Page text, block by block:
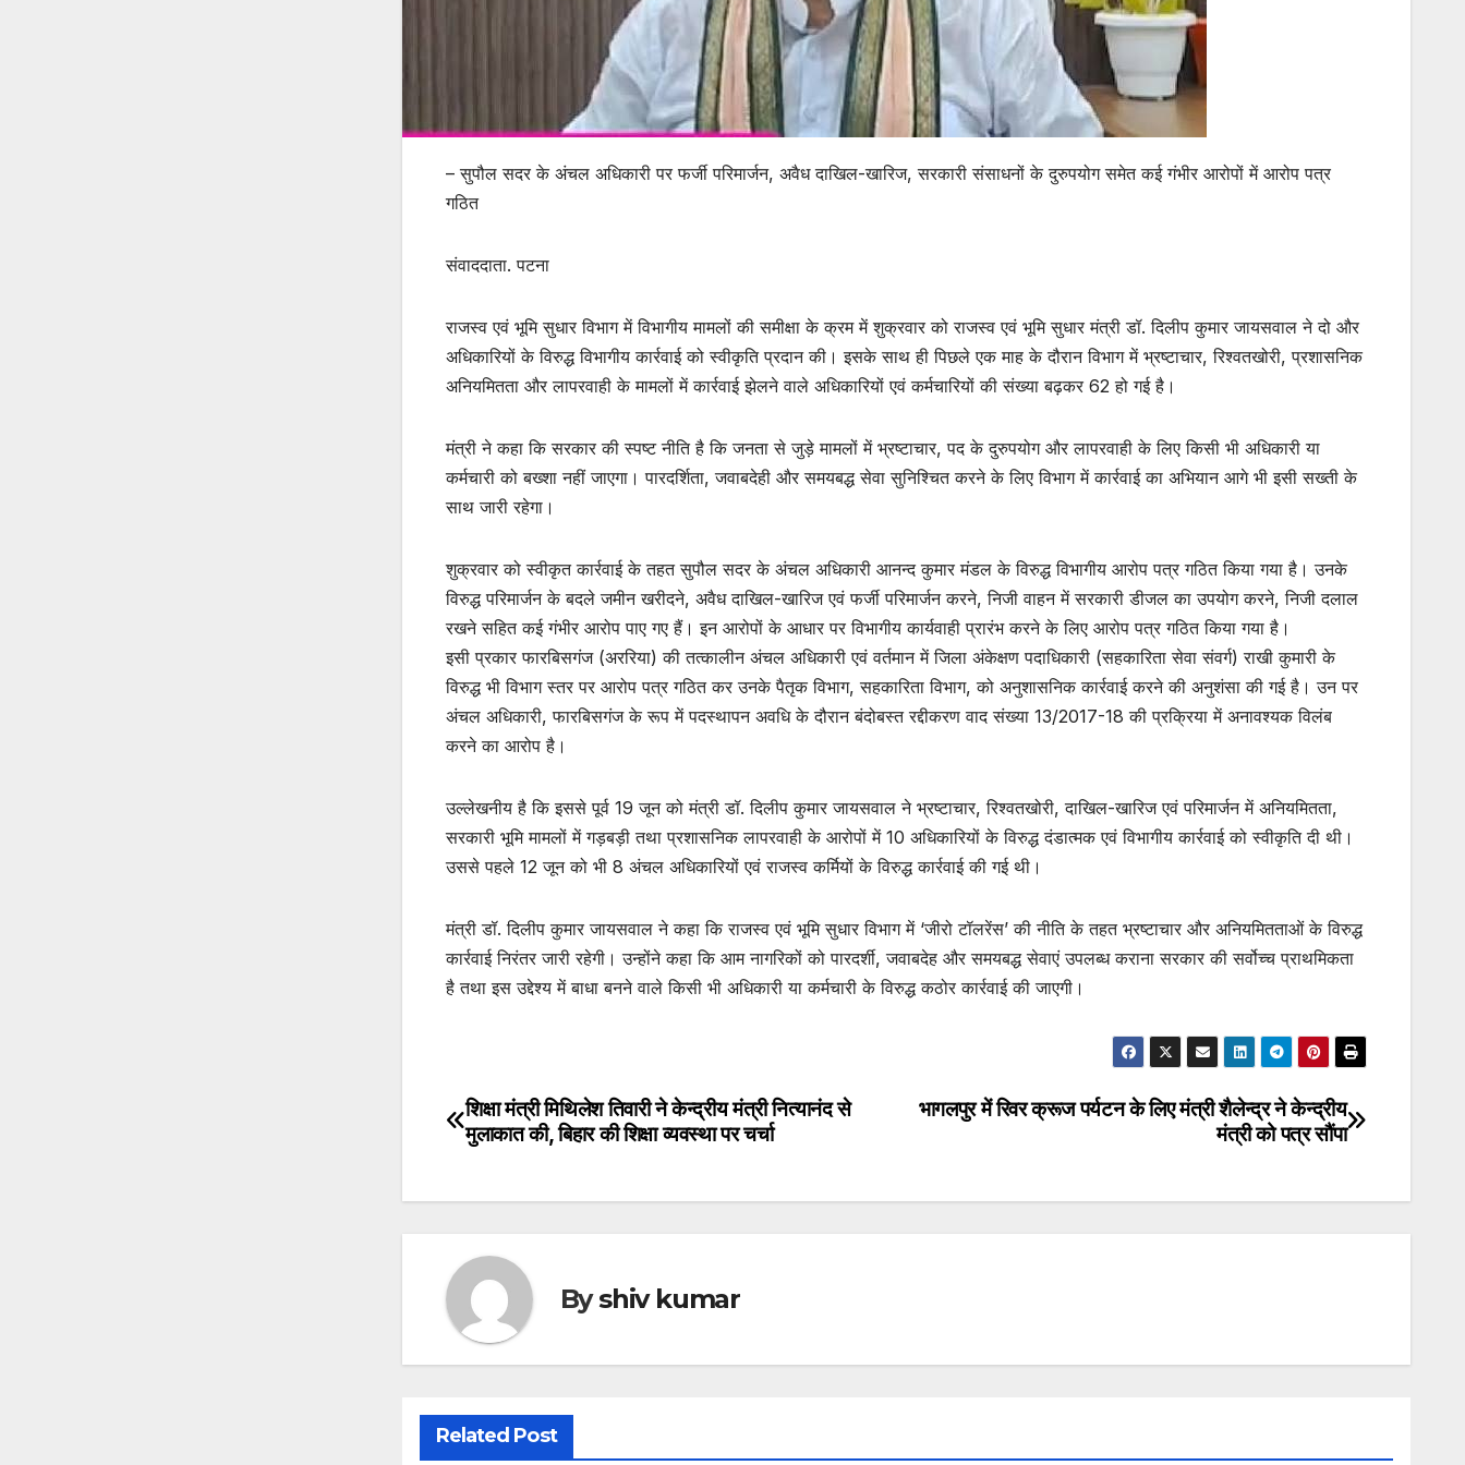
– सुपौल सदर के अंचल अधिकारी पर फर्जी परिमार्जन, अवैध दाखिल-खारिज, सरकारी संसाधनों के दुरुपयोग समेत कई गंभीर आरोपों में आरोप पत्र
गठित
संवाददाता. पटना
राजस्व एवं भूमि सुधार विभाग में विभागीय मामलों की समीक्षा के क्रम में शुक्रवार को राजस्व एवं भूमि सुधार मंत्री डॉ. दिलीप कुमार जायसवाल ने दो और
अधिकारियों के विरुद्ध विभागीय कार्रवाई को स्वीकृति प्रदान की। इसके साथ ही पिछले एक माह के दौरान विभाग में भ्रष्टाचार, रिश्वतखोरी, प्रशासनिक
अनियमितता और लापरवाही के मामलों में कार्रवाई झेलने वाले अधिकारियों एवं कर्मचारियों की संख्या बढ़कर 62 हो गई है।
मंत्री ने कहा कि सरकार की स्पष्ट नीति है कि जनता से जुड़े मामलों में भ्रष्टाचार, पद के दुरुपयोग और लापरवाही के लिए किसी भी अधिकारी या
कर्मचारी को बख्शा नहीं जाएगा। पारदर्शिता, जवाबदेही और समयबद्ध सेवा सुनिश्चित करने के लिए विभाग में कार्रवाई का अभियान आगे भी इसी सख्ती के
साथ जारी रहेगा।
शुक्रवार को स्वीकृत कार्रवाई के तहत सुपौल सदर के अंचल अधिकारी आनन्द कुमार मंडल के विरुद्ध विभागीय आरोप पत्र गठित किया गया है। उनके
विरुद्ध परिमार्जन के बदले जमीन खरीदने, अवैध दाखिल-खारिज एवं फर्जी परिमार्जन करने, निजी वाहन में सरकारी डीजल का उपयोग करने, निजी दलाल
रखने सहित कई गंभीर आरोप पाए गए हैं। इन आरोपों के आधार पर विभागीय कार्यवाही प्रारंभ करने के लिए आरोप पत्र गठित किया गया है।
इसी प्रकार फारबिसगंज (अररिया) की तत्कालीन अंचल अधिकारी एवं वर्तमान में जिला अंकेक्षण पदाधिकारी (सहकारिता सेवा संवर्ग) राखी कुमारी के
विरुद्ध भी विभाग स्तर पर आरोप पत्र गठित कर उनके पैतृक विभाग, सहकारिता विभाग, को अनुशासनिक कार्रवाई करने की अनुशंसा की गई है। उन पर
अंचल अधिकारी, फारबिसगंज के रूप में पदस्थापन अवधि के दौरान बंदोबस्त रद्दीकरण वाद संख्या 13/2017-18 की प्रक्रिया में अनावश्यक विलंब
करने का आरोप है।
उल्लेखनीय है कि इससे पूर्व 19 जून को मंत्री डॉ. दिलीप कुमार जायसवाल ने भ्रष्टाचार, रिश्वतखोरी, दाखिल-खारिज एवं परिमार्जन में अनियमितता,
सरकारी भूमि मामलों में गड़बड़ी तथा प्रशासनिक लापरवाही के आरोपों में 10 अधिकारियों के विरुद्ध दंडात्मक एवं विभागीय कार्रवाई को स्वीकृति दी थी।
उससे पहले 12 जून को भी 8 अंचल अधिकारियों एवं राजस्व कर्मियों के विरुद्ध कार्रवाई की गई थी।
मंत्री डॉ. दिलीप कुमार जायसवाल ने कहा कि राजस्व एवं भूमि सुधार विभाग में ‘जीरो टॉलरेंस’ की नीति के तहत भ्रष्टाचार और अनियमितताओं के विरुद्ध
कार्रवाई निरंतर जारी रहेगी। उन्होंने कहा कि आम नागरिकों को पारदर्शी, जवाबदेह और समयबद्ध सेवाएं उपलब्ध कराना सरकार की सर्वोच्च प्राथमिकता
है तथा इस उद्देश्य में बाधा बनने वाले किसी भी अधिकारी या कर्मचारी के विरुद्ध कठोर कार्रवाई की जाएगी।
Post
भागलपुर में रिवर क्रूज पर्यटन के लिए मंत्री शैलेन्द्र ने केन्द्रीय
मंत्री को पत्र सौंपा
शिक्षा मंत्री मिथिलेश तिवारी ने केन्द्रीय मंत्री नित्यानंद से
मुलाकात की, बिहार की शिक्षा व्यवस्था पर चर्चा
Byshiv kumar
Related Post